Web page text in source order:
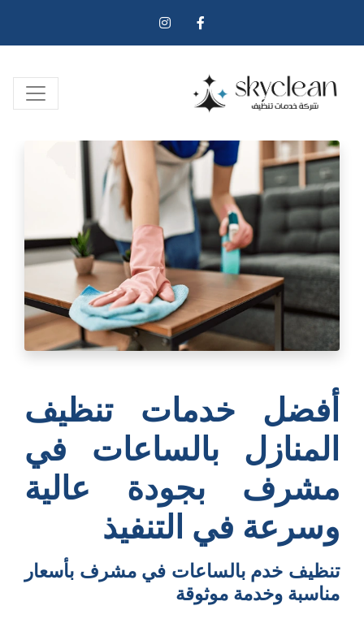
أفضل خدمات تنظيف
المنازل بالساعات في
مشرف بجودة عالية
وسرعة في التنفيذ
تنظيف خدم بالساعات في مشرف بأسعار
مناسبة وخدمة موثوقة